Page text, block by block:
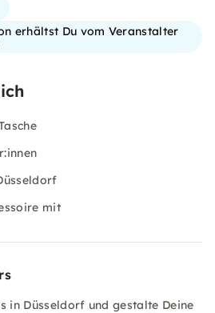
erhältst Du vom Veranstalter
mit
in Düsseldorf und gestalte Deine